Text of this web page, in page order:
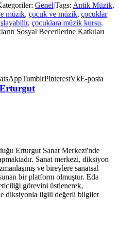
Genel|Tags: Antik Müzik,
müzik, çocuk ve müzik, çocuklar
, çocuklara müzik kursu,
Sosyal Becerilerine Katkıları
TumblrPinterestVkE-posta
Erturgut Sanat Merkezi'nde
Sanat merkezi, diksiyon
ve bireylere sanatsal
bir platform olmuştur. Eda
görevini üstlenerek,
diksiyonla ilgili değerli bilgiler